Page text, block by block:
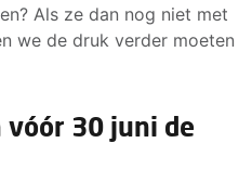
Als ze dan nog niet met
we de druk verder moeten
vóór 30 juni de